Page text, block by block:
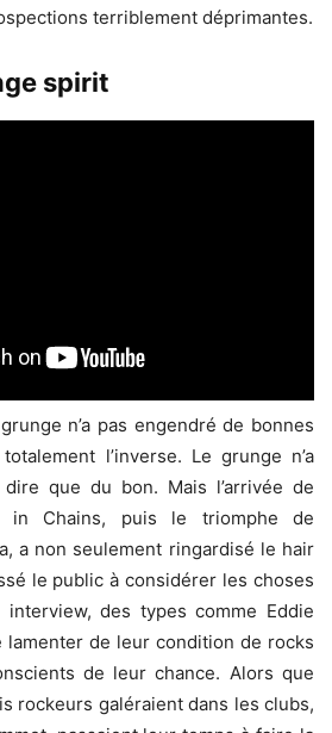
terriblement déprimantes.
spirit
n’a pas engendré de bonnes
l’inverse. Le grunge n’a
que du bon. Mais l’arrivée de
in Chains, puis le triomphe de
a non seulement ringardisé le hair
le public à considérer les choses
des types comme Eddie
lamenter de leur condition de rocks
de leur chance. Alors que
rockeurs galéraient dans les clubs,